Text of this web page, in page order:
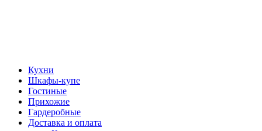
Кухни
Шкафы-купе
Гостиные
Прихожие
Гардеробные
Доставка и оплата